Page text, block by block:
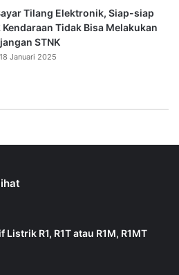
Tilang Elektronik, Siap-siap
Kendaraan Tidak Bisa Melakukan
STNK
Januari 2025
R1, R1T atau R1M, R1MT